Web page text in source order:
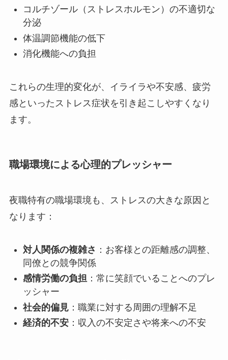
コルチゾール（ストレスホルモン）の不適切な
分泌
体温調節機能の低下
消化機能への負担
これらの生理的変化が、イライラや不安感、疲労
感といったストレス症状を引き起こしやすくなり
ます。
職場環境による心理的プレッシャー
夜職特有の職場環境も、ストレスの大きな原因と
なります：
対人関係の複雑さ ：お客様との距離感の調整、
同僚との競争関係
感情労働の負担：常に笑顔でいることへのプレ
ッシャー
社会的偏見：職業に対する周囲の理解不足
経済的不安：収入の不安定さや将来への不安